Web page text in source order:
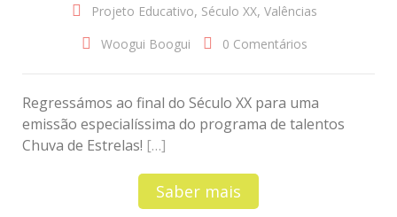
Projeto Educativo, Século XX, Valências
Woogui Boogui
0 Comentários
Regressámos ao final do Século XX para uma
emissão especialíssima do programa de talentos
Chuva de Estrelas! […]
Saber mais